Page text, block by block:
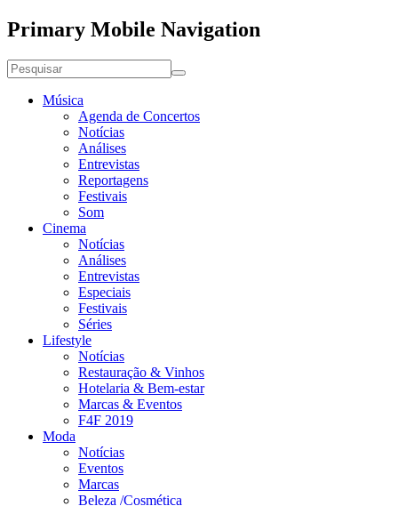
Primary Mobile Navigation
Música
Agenda de Concertos
Notícias
Análises
Entrevistas
Reportagens
Festivais
Som
Cinema
Notícias
Análises
Entrevistas
Especiais
Festivais
Séries
Lifestyle
Notícias
Restauração & Vinhos
Hotelaria & Bem-estar
Marcas & Eventos
F4F 2019
Moda
Notícias
Eventos
Marcas
Beleza /Cosmética